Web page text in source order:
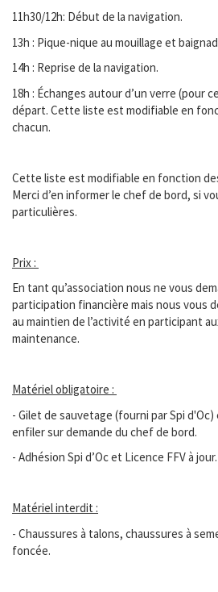
11h30/12h: Début de la navigation.
13h : Pique-nique au mouillage et
14h : Reprise de la navigation.
18h : Échanges autour d’un verre (pour
départ. Cette liste est modifiable en
chacun.
Cette liste est modifiable en fonction
Merci d’en informer le chef de bord, si
particulières.
Prix :
En tant qu’association nous ne vous
participation financière mais nous vous
au maintien de l’activité en participant
maintenance.
Matériel obligatoire :
- Gilet de sauvetage (fourni par Spi
enfiler sur demande du chef de bord.
- Adhésion Spi d’Oc et Licence FFV à jour.
Matériel interdit :
- Chaussures à talons, chaussures à
foncée.